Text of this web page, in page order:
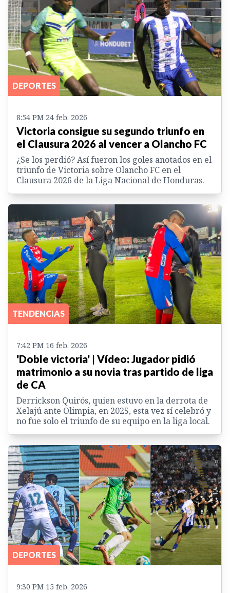
DEPORTES
8:54 PM 24 feb. 2026
Victoria consigue su segundo triunfo en
el Clausura 2026 al vencer a Olancho FC
¿Se los perdió? Así fueron los goles anotados en el
triunfo de Victoria sobre Olancho FC en el
Clausura 2026 de la Liga Nacional de Honduras.
TENDENCIAS
7:42 PM 16 feb. 2026
'Doble victoria' | Vídeo: Jugador pidió
matrimonio a su novia tras partido de liga
de CA
Derrickson Quirós, quien estuvo en la derrota de
Xelajú ante Olimpia, en 2025, esta vez sí celebró y
no fue solo el triunfo de su equipo en la liga local.
DEPORTES
9:30 PM 15 feb. 2026